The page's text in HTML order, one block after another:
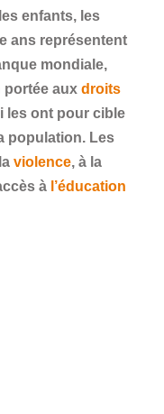
enfants, les
ans représentent
mondiale,
portée aux droits
les ont pour cible
population. Les
violence, à la
à l’éducation